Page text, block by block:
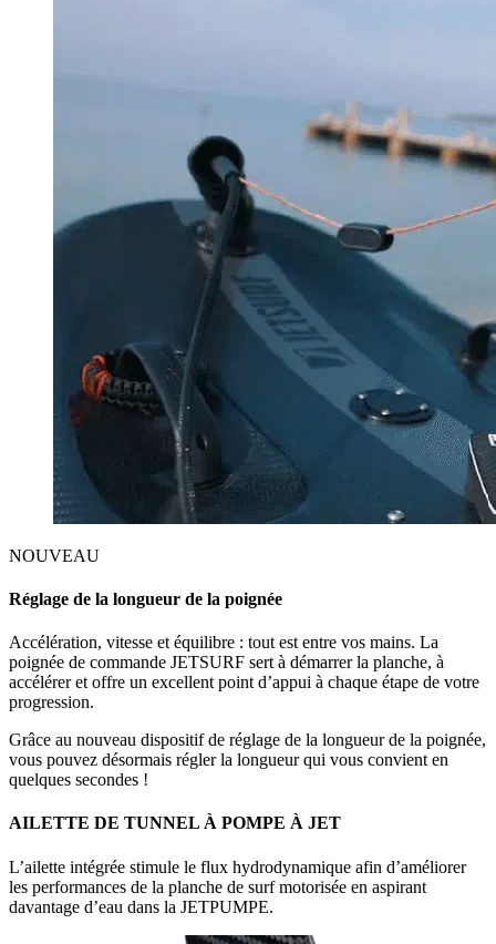
NOUVEAU
Réglage de la longueur de la poignée
Accélération, vitesse et équilibre : tout est entre vos mains. La
poignée de commande JETSURF sert à démarrer la planche, à
accélérer et offre un excellent point d’appui à chaque étape de votre
progression.
Grâce au nouveau dispositif de réglage de la longueur de la poignée,
vous pouvez désormais régler la longueur qui vous convient en
quelques secondes !
AILETTE DE TUNNEL À POMPE À JET
L’ailette intégrée stimule le flux hydrodynamique afin d’améliorer
les performances de la planche de surf motorisée en aspirant
davantage d’eau dans la JETPUMPE.